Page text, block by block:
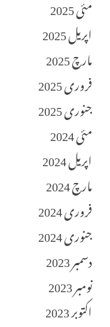
مئی 2025
اپریل 2025
مارچ 2025
فروری 2025
جنوری 2025
مئی 2024
اپریل 2024
مارچ 2024
فروری 2024
جنوری 2024
دسمبر 2023
نومبر 2023
اکتوبر 2023